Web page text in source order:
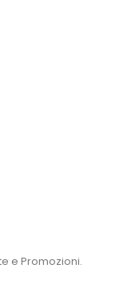
e Promozioni.